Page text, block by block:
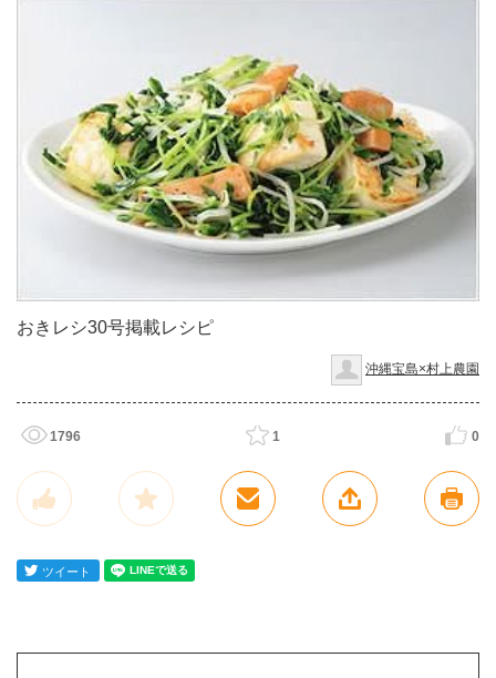
おきレシ30号掲載レシピ
沖縄宝島×村上農園
1796 1 0